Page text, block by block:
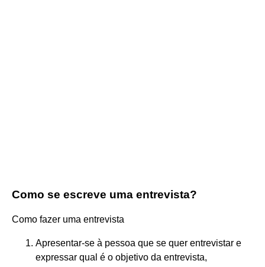
Como se escreve uma entrevista?
Como fazer uma entrevista
Apresentar-se à pessoa que se quer entrevistar e
expressar qual é o objetivo da entrevista,